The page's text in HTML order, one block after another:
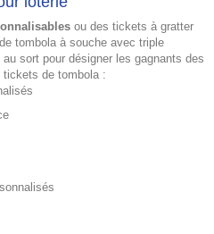
ou des tickets à gratter
tombola à souche avec triple
sort pour désigner les gagnants des
de tombola :